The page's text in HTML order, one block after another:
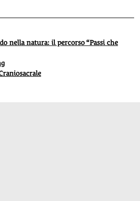
nella natura: il percorso “Passi che